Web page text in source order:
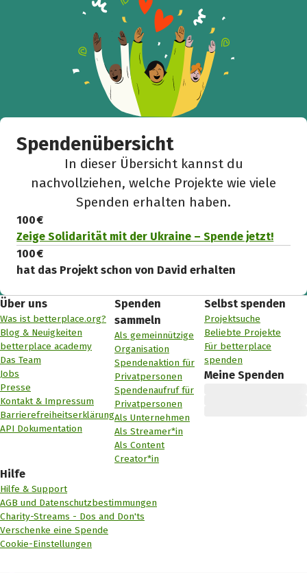
Spendenübersicht
In dieser Übersicht kannst du
nachvollziehen, welche Projekte wie viele
Spenden erhalten haben.
100 €
Zeige Solidarität mit der Ukraine – Spende jetzt!
100 €
hat das Projekt schon von David erhalten
Über uns
Was ist betterplace.org?
Blog & Neuigkeiten
betterplace academy
Das Team
Jobs
Presse
Kontakt & Impressum
Barrierefreiheitserklärung
API Dokumentation
Spenden
sammeln
Als gemeinnützige
Organisation
Spendenaktion für
Privatpersonen
Spendenaufruf für
Privatpersonen
Als Unternehmen
Als Streamer*in
Als Content
Creator*in
Selbst spenden
Projektsuche
Beliebte Projekte
Für betterplace
spenden
Meine Spenden
Hilfe
Hilfe & Support
AGB und Datenschutzbestimmungen
Charity-Streams - Dos and Don'ts
Verschenke eine Spende
Cookie-Einstellungen